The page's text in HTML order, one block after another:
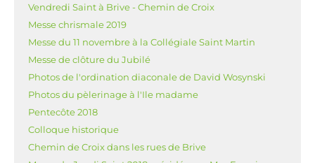
Vendredi Saint à Brive - Chemin de Croix
Messe chrismale 2019
Messe du 11 novembre à la Collégiale Saint Martin
Messe de clôture du Jubilé
Photos de l'ordination diaconale de David Wosynski
Photos du pèlerinage à l'Ile madame
Pentecôte 2018
Colloque historique
Chemin de Croix dans les rues de Brive